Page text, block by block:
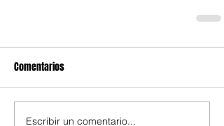
Comentarios
Escribir un comentario...